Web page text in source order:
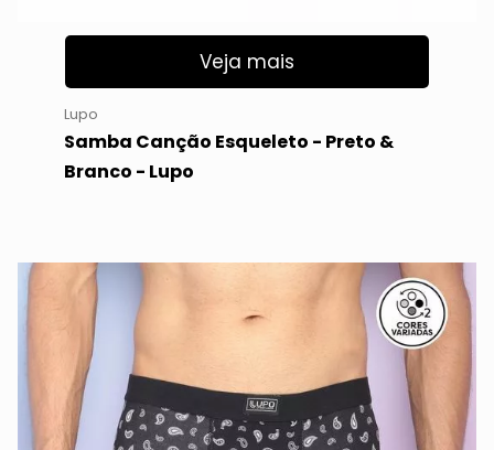
Veja mais
Lupo
Samba Canção Esqueleto - Preto &
Branco - Lupo